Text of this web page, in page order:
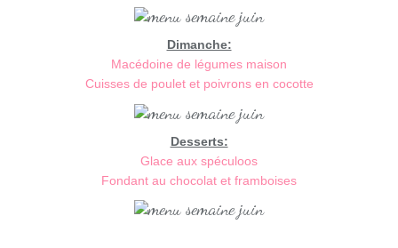
Dimanche:
Macédoine de légumes maison
Cuisses de poulet et poivrons en cocotte
Desserts:
Glace aux spéculoos
Fondant au chocolat et framboises